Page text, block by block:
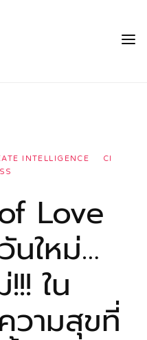
INTELLIGENCE
CI
Love
นใหม่…
ใน
วามสุขที่